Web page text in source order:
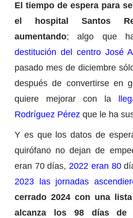
El tiempo de espera para
el hospital Santos
aumentando; algo que
destitución del centro José
pasado mes de diciembre
después de convertirse en
quiere mejorar con la
Rodríguez Pérez que le ha
Y es que los datos de
quirófano no dejan de
eran 70 días, 2022 eran 80
2023 las jornadas
cerrado 2024 con una
alcanza los 98 días